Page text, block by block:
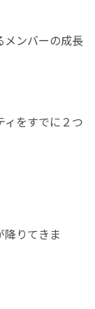
メンバーの成長
ィをすでに２つ
りてきま